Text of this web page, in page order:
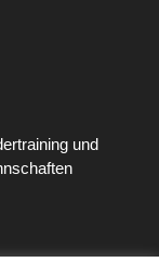
und